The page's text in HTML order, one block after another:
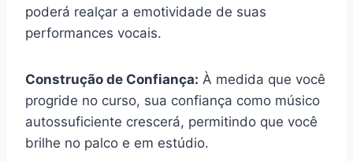
poderá realçar a emotividade de suas
performances vocais.
Construção de Confiança: À medida que você
progride no curso, sua confiança como músico
autossuficiente crescerá, permitindo que você
brilhe no palco e em estúdio.